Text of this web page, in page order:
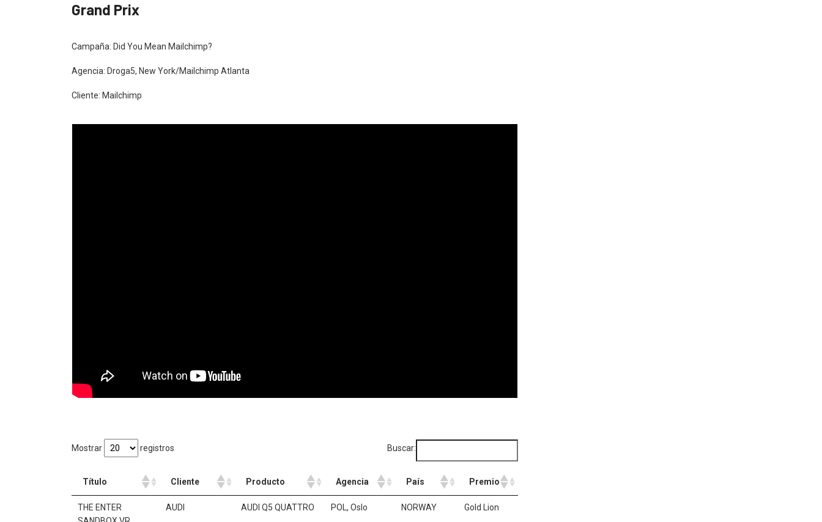
Grand Prix
Campaña: Did You Mean Mailchimp?
Agencia: Droga5, New York/Mailchimp Atlanta
Cliente: Mailchimp
Mostrar registros Buscar:
Título Cliente Producto Agencia País Premio
Título Cliente Producto Agencia País Premio
THE ENTER
AUDI AUDI Q5 QUATTRO POL, Oslo NORWAY Gold Lion